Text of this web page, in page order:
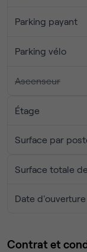
Parking payant
Parking vélo
Ascenseur
Étage
Surface par
Surface totale
Date d'ouverture
Contrat et